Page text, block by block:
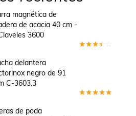
magnética de
de acacia 40 cm -
3600
delantera
negro de 91
C-3603.3
de poda